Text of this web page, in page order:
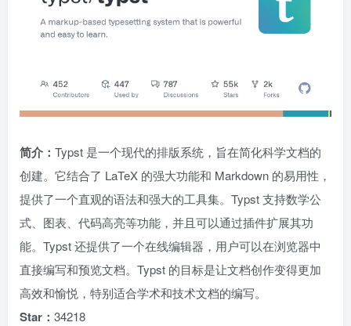
简介： Typst 是一个现代的排版系统，旨在简化科学文档的
创建。它结合了 LaTeX 的强大功能和 Markdown 的易用性，
提供了一个直观的语法和强大的工具集。Typst 支持数学公
式、图表、代码高亮等功能，并且可以通过插件扩展其功
能。Typst 还提供了一个在线编辑器，用户可以在浏览器中
直接编写和预览文档。Typst 的目标是让文档创作变得更加
高效和愉悦，特别适合学术和技术文档的编写。
Star： 34218